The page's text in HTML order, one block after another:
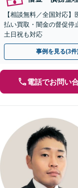
【相談無料／全国対応
払い買取・闇金の督促停
土日祝も対応
事例を見る(3件
電話でお問い